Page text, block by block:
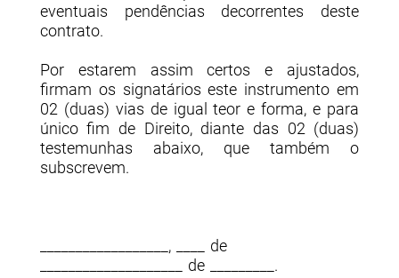
eventuais pendências decorrentes deste
contrato.
Por estarem assim certos e ajustados,
firmam os signatários este instrumento em
02 (duas) vias de igual teor e forma, e para
único fim de Direito, diante das 02 (duas)
testemunhas abaixo, que também o
subscrevem.
__________________, ____ de
____________________ de _________.